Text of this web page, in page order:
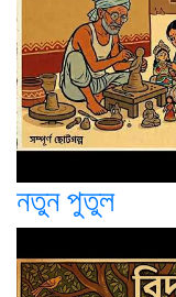
নতুন পুতুল